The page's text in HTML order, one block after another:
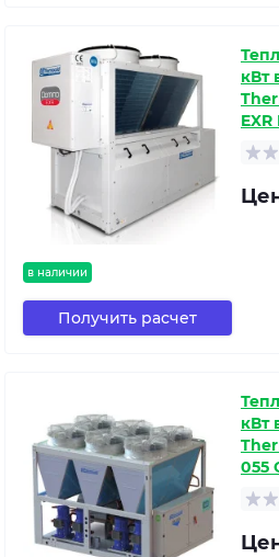
в наличии
кВт
EXR
Получить расчет
кВт
055